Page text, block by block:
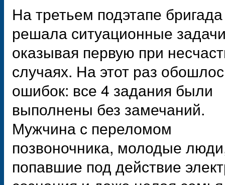
На третьем подэтапе бригада
решала ситуационные
оказывая первую при
случаях. На этот раз
ошибок: все 4 задания были
выполнены без замечаний.
Мужчина с переломом
позвоночника, молодые
попавшие под действие